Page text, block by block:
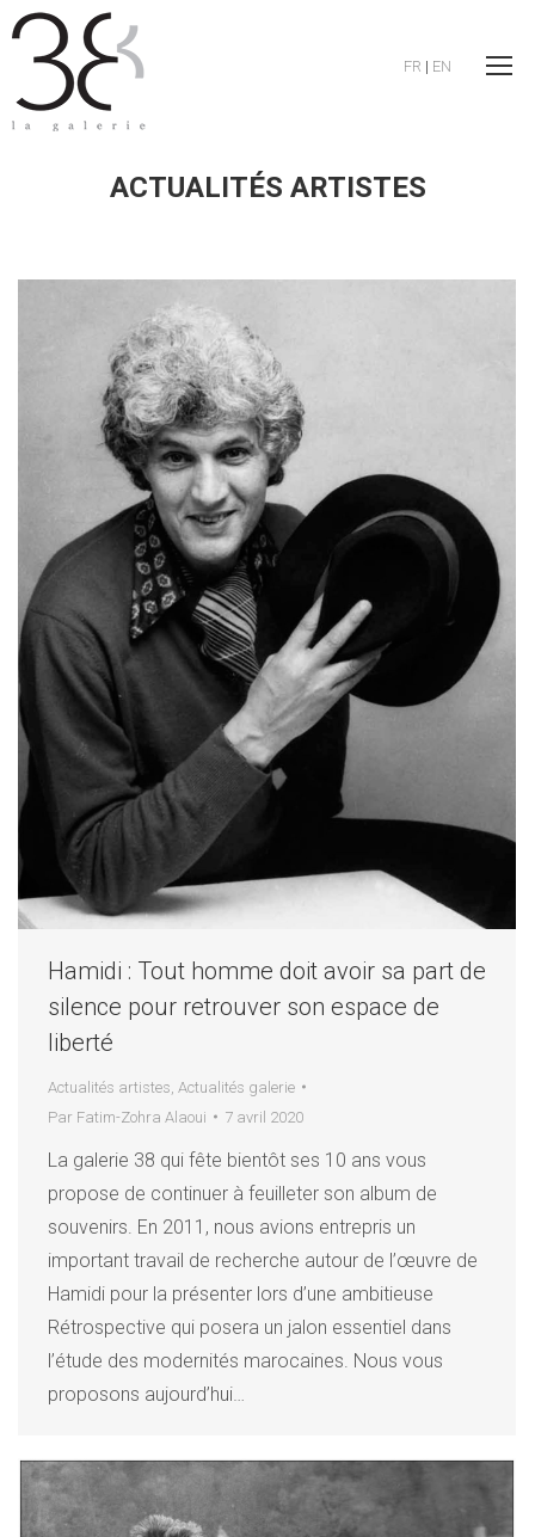
FR | EN
ACTUALITÉS ARTISTES
Hamidi : Tout homme doit avoir sa part de
silence pour retrouver son espace de
liberté
Actualités artistes Actualités galerie
Par Fatim-Zohra Alaoui 7 avril 2020
La galerie 38 qui fête bientôt ses 10 ans vous
propose de continuer à feuilleter son album de
souvenirs. En 2011, nous avions entrepris un
important travail de recherche autour de l’œuvre de
Hamidi pour la présenter lors d’une ambitieuse
Rétrospective qui posera un jalon essentiel dans
l’étude des modernités marocaines. Nous vous
proposons aujourd’hui…